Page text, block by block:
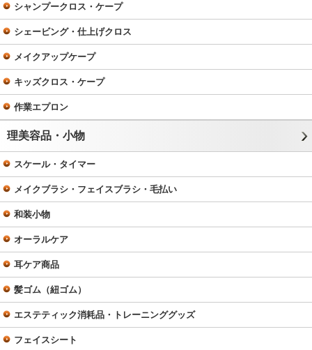
シャンプークロス・ケープ
シェービング・仕上げクロス
メイクアップケープ
キッズクロス・ケープ
作業エプロン
理美容品・小物
スケール・タイマー
メイクブラシ・フェイスブラシ・毛払い
和装小物
オーラルケア
耳ケア商品
髪ゴム（紐ゴム）
エステティック消耗品・トレーニンググッズ
フェイスシート